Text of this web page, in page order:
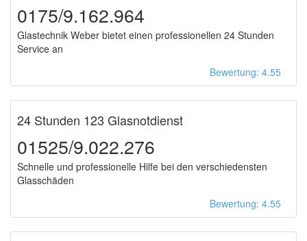
0175/9.162.964
Glastechnik Weber bietet einen professionellen 24 Stunden
Service an
Bewertung: 4.55
24 Stunden 123 Glasnotdienst
01525/9.022.276
Schnelle und professionelle Hilfe bei den verschiedensten
Glasschäden
Bewertung: 4.55